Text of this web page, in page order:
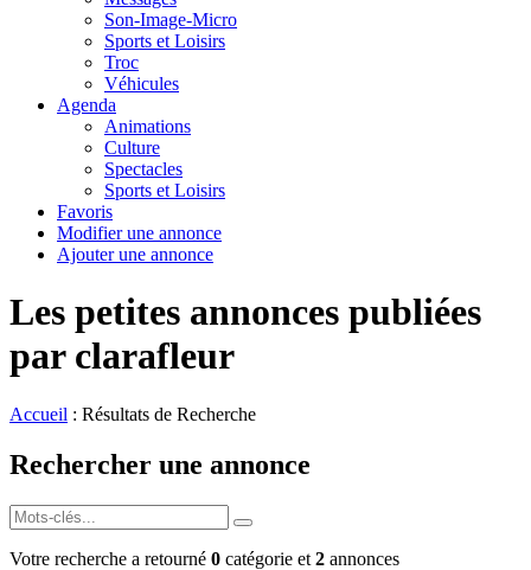
Son-Image-Micro
Sports et Loisirs
Troc
Véhicules
Agenda
Animations
Culture
Spectacles
Sports et Loisirs
Favoris
Modifier une annonce
Ajouter une annonce
Les petites annonces publiées
par clarafleur
Accueil : Résultats de Recherche
Rechercher une annonce
Votre recherche a retourné 0 catégorie et 2 annonces